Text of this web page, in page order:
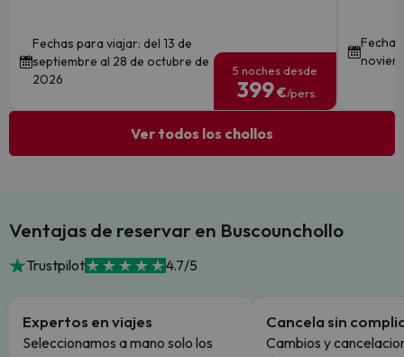
Fechas para viajar: del 13 de
septiembre al 28 de octubre de
2026
5 noches desde
399€/pers.
Ver todos los chollos
Ventajas de reservar en Buscounchollo
Trustpilot 4.7/5
Expertos en viajes
Seleccionamos a mano solo los
Cancela sin
Cambios y